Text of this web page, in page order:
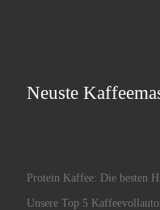
Neuste
Protein Kaffee: Die besten
Unsere Top 5